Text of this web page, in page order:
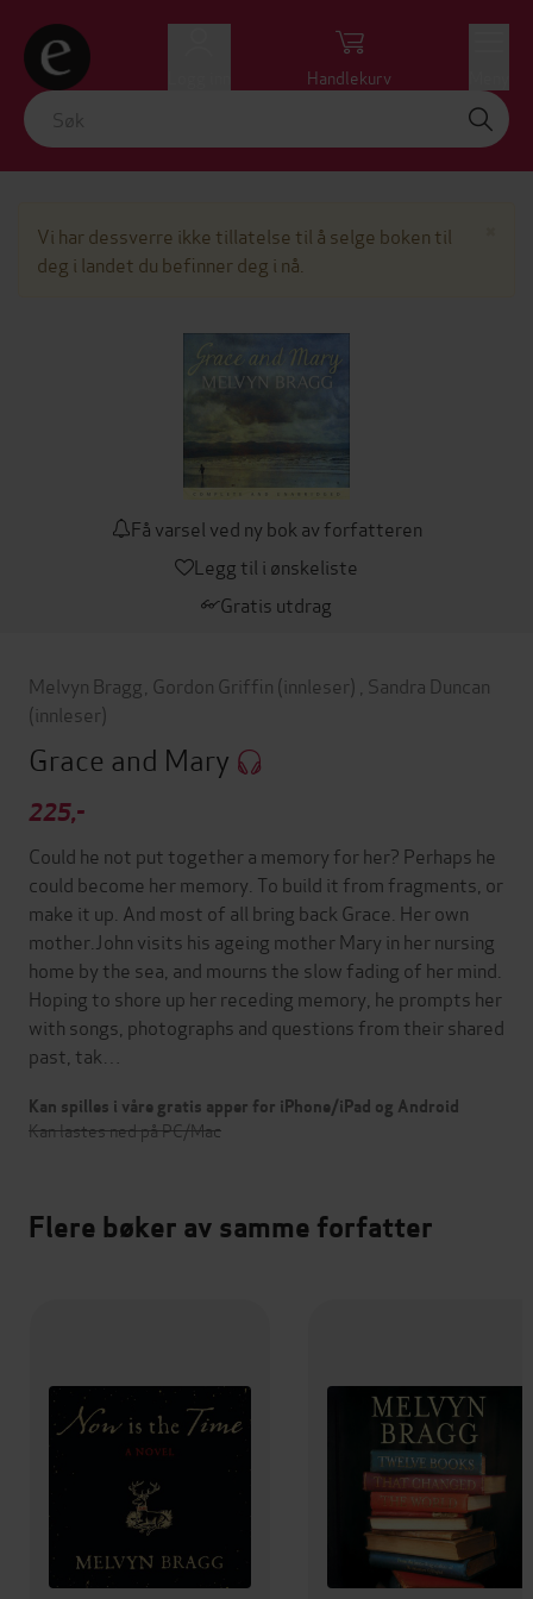
Handlekurv
Vi har dessverre ikke tillatelse til å selge boken til
deg i landet du befinner deg i nå.
Få varsel ved ny bok av forfatteren
Legg til i ønskeliste
Gratis utdrag
Melvyn Bragg Gordon Griffin (innleser) Sandra Duncan
(innleser)
Grace and Mary
225,-
Could he not put together a memory for her? Perhaps he
could become her memory. To build it from fragments, or
make it up. And most of all bring back Grace. Her own
mother.John visits his ageing mother Mary in her nursing
home by the sea, and mourns the slow fading of her mind.
Hoping to shore up her receding memory, he prompts her
with songs, photographs and questions from their shared
past, tak…
Kan spilles i våre gratis apper for iPhone/iPad og Android
Kan lastes ned på PC/Mac
Flere bøker av samme forfatter